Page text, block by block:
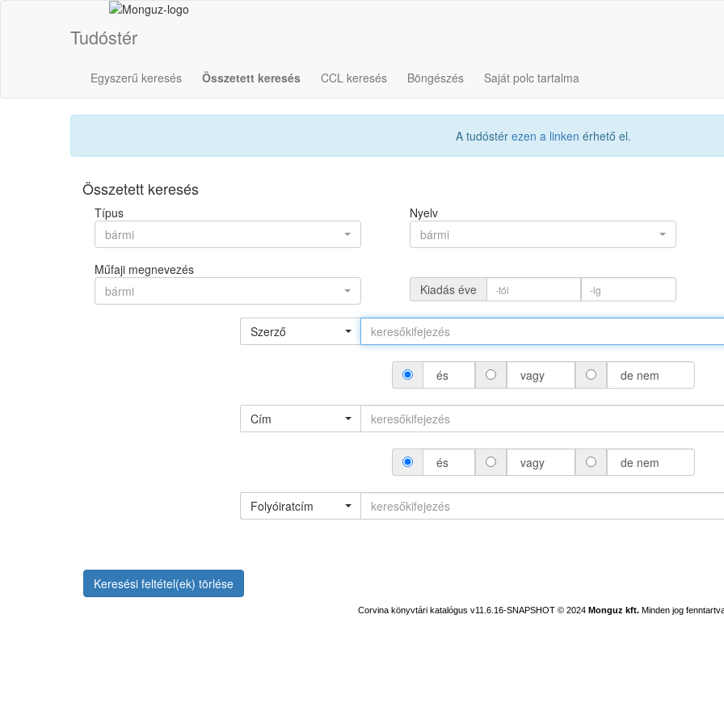
Tudóstér
Egyszerű keresés Összetett keresés CCL keresés Böngészés Saját polc tartalma
A tudóstér ezen a linken érhető el.
Összetett keresés
Típus
bármi
Nyelv
bármi
Műfaji megnevezés
bármi
Kiadás éve
Szerző
és vagy de nem
Cím
és vagy de nem
Folyóiratcím
Keresési feltétel(ek) törlése
Corvina könyvtári katalógus v11.6.16-SNAPSHOT © 2024 Monguz kft. Minden jog